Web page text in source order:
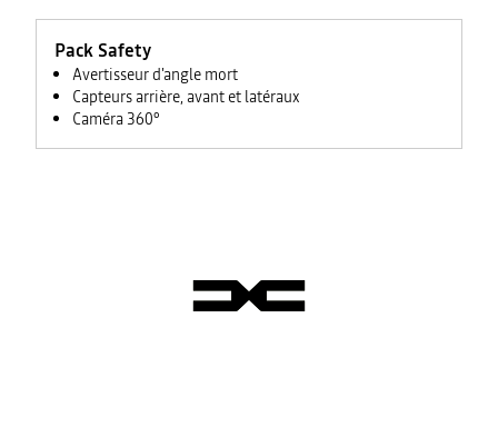
Pack Safety
Avertisseur d'angle mort
Capteurs arrière, avant et latéraux
Caméra 360°